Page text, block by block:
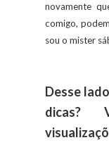
novamente
comigo,
sou o mister
Desse
dicas?